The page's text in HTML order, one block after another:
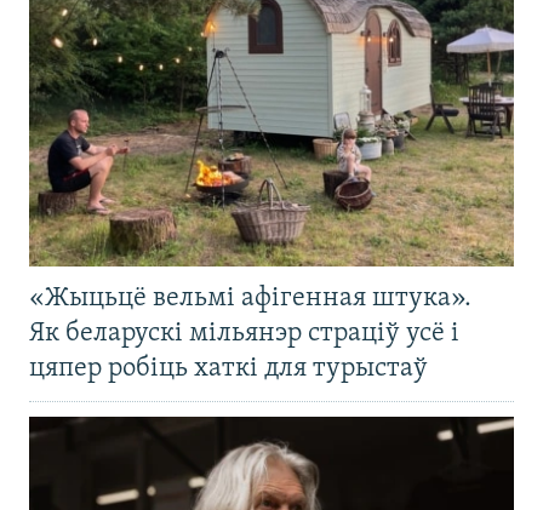
«Жыцьцё вельмі афігенная штука».
Як беларускі мільянэр страціў усё і
цяпер робіць хаткі для турыстаў